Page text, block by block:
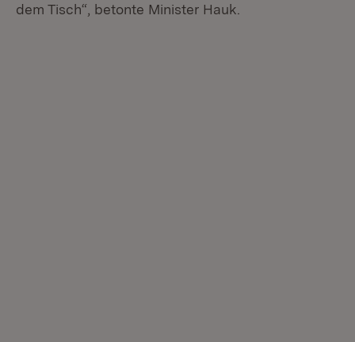
dem Tisch“, betonte Minister Hauk.